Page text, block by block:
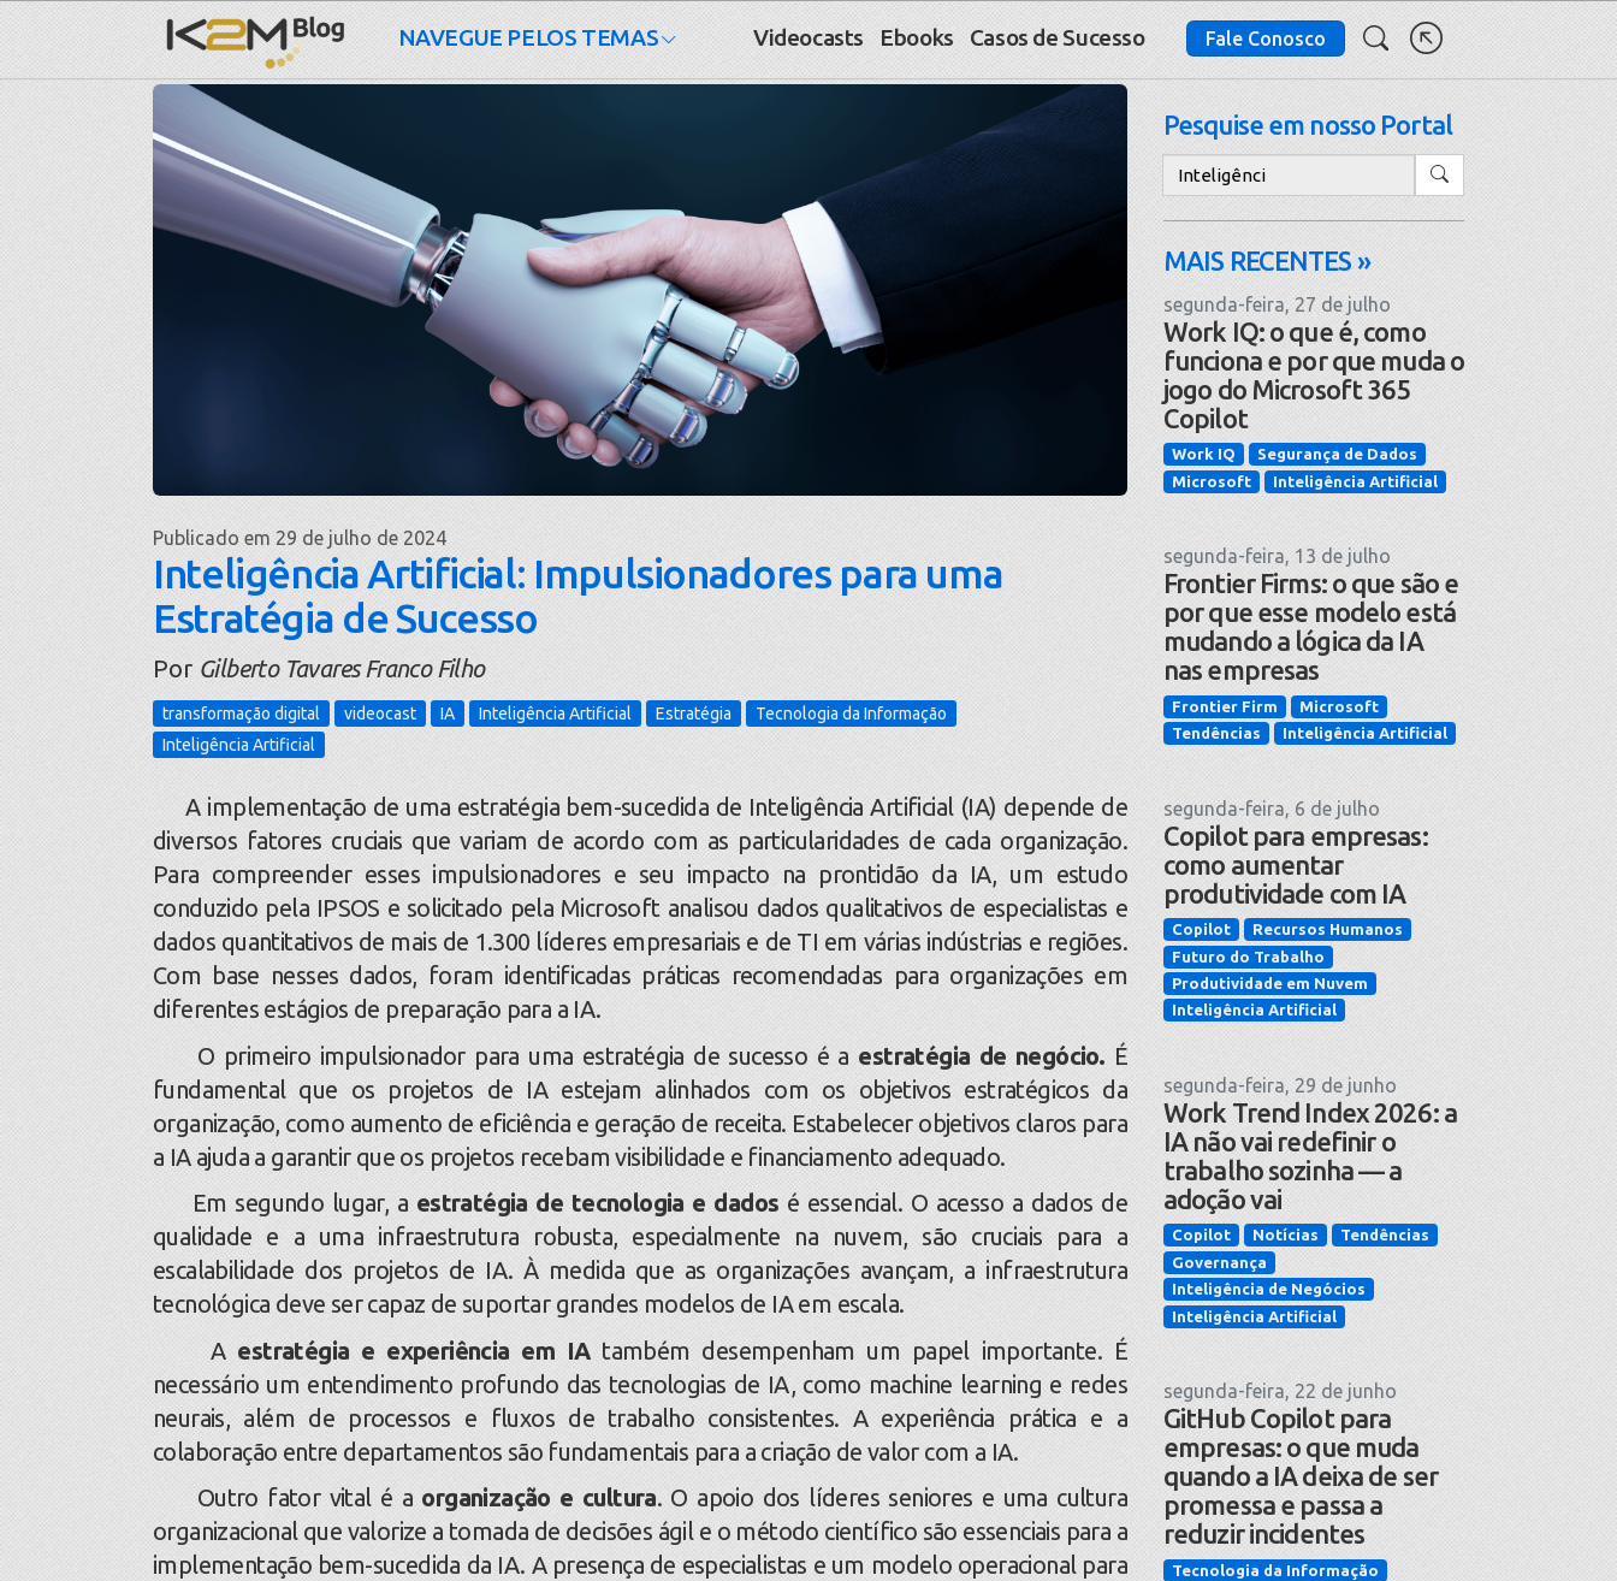
NAVEGUE PELOS TEMAS Videocasts Ebooks Casos de Sucesso Fale Conosco
Publicado em 29 de julho de 2024
Inteligência Artificial: Impulsionadores para uma
Estratégia de Sucesso
Por Gilberto Tavares Franco Filho
transformação digital videocast IA Inteligência Artificial Estratégia
Tecnologia da Informação
Inteligência Artificial
A implementação de uma estratégia bem-sucedida de Inteligência Artificial (IA) depende de
diversos fatores cruciais que variam de acordo com as particularidades de cada organização.
Para compreender esses impulsionadores e seu impacto na prontidão da IA, um estudo
conduzido pela IPSOS e solicitado pela Microsoft analisou dados qualitativos de especialistas e
dados quantitativos de mais de 1.300 líderes empresariais e de TI em várias indústrias e regiões.
Com base nesses dados, foram identificadas práticas recomendadas para organizações em
diferentes estágios de preparação para a IA.
O primeiro impulsionador para uma estratégia de sucesso é a estratégia de negócio. É
fundamental que os projetos de IA estejam alinhados com os objetivos estratégicos da
organização, como aumento de eficiência e geração de receita. Estabelecer objetivos claros para
a IA ajuda a garantir que os projetos recebam visibilidade e financiamento adequado.
Em segundo lugar, a estratégia de tecnologia e dados é essencial. O acesso a dados de
qualidade e a uma infraestrutura robusta, especialmente na nuvem, são cruciais para a
escalabilidade dos projetos de IA. À medida que as organizações avançam, a infraestrutura
tecnológica deve ser capaz de suportar grandes modelos de IA em escala.
A estratégia e experiência em IA também desempenham um papel importante. É
necessário um entendimento profundo das tecnologias de IA, como machine learning e redes
neurais, além de processos e fluxos de trabalho consistentes. A experiência prática e a
colaboração entre departamentos são fundamentais para a criação de valor com a IA.
Outro fator vital é a organização e cultura. O apoio dos líderes seniores e uma cultura
organizacional que valorize a tomada de decisões ágil e o método científico são essenciais para a
implementação bem-sucedida da IA. A presença de especialistas e um modelo operacional para
Pesquise em nosso Portal
Pesquisar
MAIS RECENTES »
segunda-feira, 27 de julho
Work IQ: o que é, como
funciona e por que muda o
jogo do Microsoft 365
Copilot
Work IQ
Segurança de Dados
Microsoft
Inteligência Artificial
segunda-feira, 13 de julho
Frontier Firms: o que são e
por que esse modelo está
mudando a lógica da IA
nas empresas
Frontier Firm
Microsoft
Tendências
Inteligência Artificial
segunda-feira, 6 de julho
Copilot para empresas:
como aumentar
produtividade com IA
Copilot
Recursos Humanos
Futuro do Trabalho
Produtividade em Nuvem
Inteligência Artificial
segunda-feira, 29 de junho
Work Trend Index 2026: a
IA não vai redefinir o
trabalho sozinha — a
adoção vai
Copilot Notícias
Tendências
Governança
Inteligência de Negócios
Inteligência Artificial
segunda-feira, 22 de junho
GitHub Copilot para
empresas: o que muda
quando a IA deixa de ser
promessa e passa a
reduzir incidentes
Tecnologia da Informação